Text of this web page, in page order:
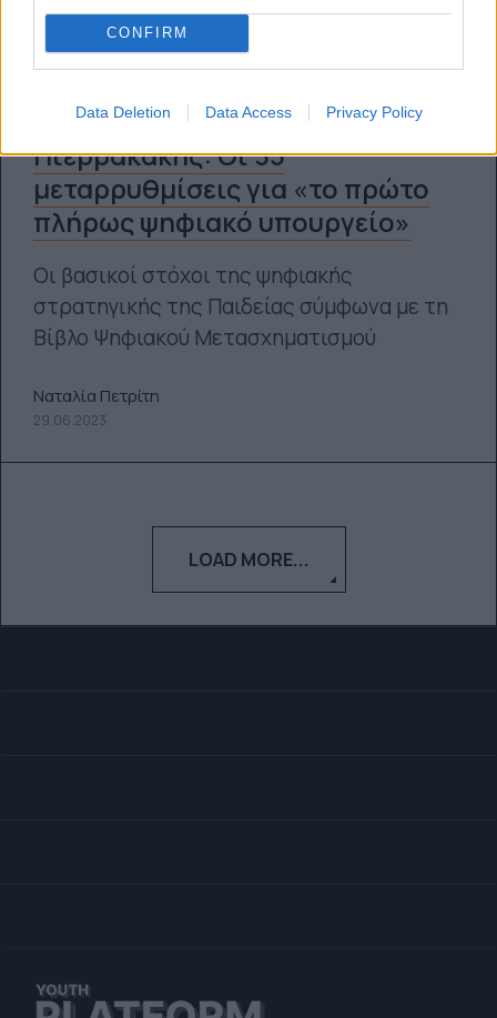
CONFIRM
Data Deletion Data Access Privacy Policy
Πιερρακάκης: Οι 35
μεταρρυθμίσεις για «το πρώτο
πλήρως ψηφιακό υπουργείο»
Οι βασικοί στόχοι της ψηφιακής
στρατηγικής της Παιδείας σύμφωνα με τη
Βίβλο Ψηφιακού Μετασχηματισμού
Ναταλία Πετρίτη
29.06.2023
LOAD MORE...